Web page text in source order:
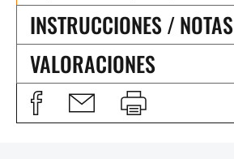
INSTRUCCIONES / NOTAS
VALORACIONES